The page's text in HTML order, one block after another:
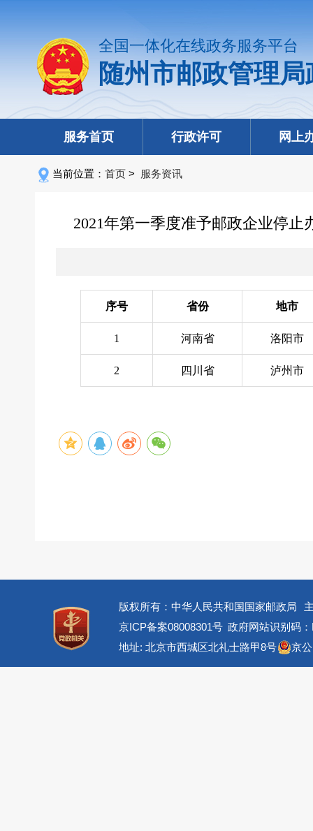
全国一体化在线政务服务平台
随州市邮政管理
服务首页 行政许可 网上
当前位置： 首页 > 服务资讯
2021年第一季度准予邮政企业停
序号 省份 地市
1 河南省 洛阳市
2 四川省 泸州市
版权所有：中华人民共和国国家邮政局
京ICP备案08008301号 政府网站识别码
地址: 北京市西城区北礼士路甲8号
京